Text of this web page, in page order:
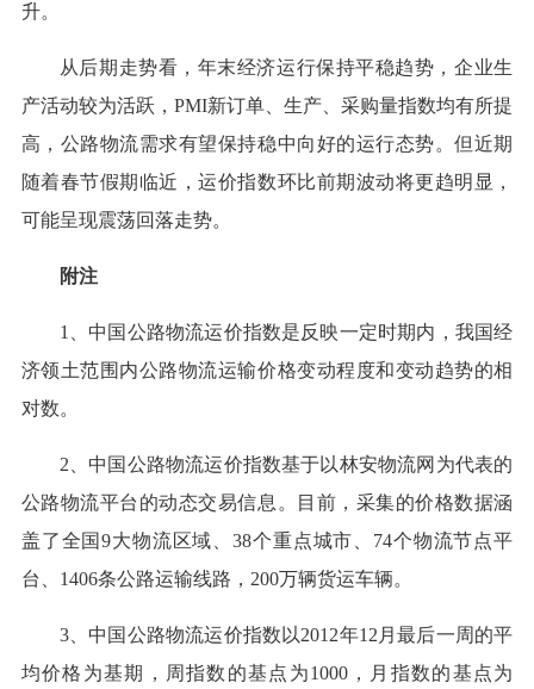
升。
从后期走势看，年末经济运行保持平稳趋势，企业生
产活动较为活跃，PMI新订单、生产、采购量指数均有所提
高，公路物流需求有望保持稳中向好的运行态势。但近期
随着春节假期临近，运价指数环比前期波动将更趋明显，
可能呈现震荡回落走势。
附注
1、中国公路物流运价指数是反映一定时期内，我国经
济领土范围内公路物流运输价格变动程度和变动趋势的相
对数。
2、中国公路物流运价指数基于以林安物流网为代表的
公路物流平台的动态交易信息。目前，采集的价格数据涵
盖了全国9大物流区域、38个重点城市、74个物流节点平
台、1406条公路运输线路，200万辆货运车辆。
3、中国公路物流运价指数以2012年12月最后一周的平
均价格为基期，周指数的基点为1000，月指数的基点为